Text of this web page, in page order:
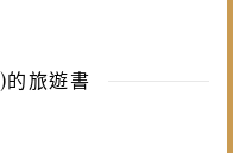
旅遊書